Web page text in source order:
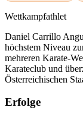
Wettkampfathlet
Daniel Carrillo
höchstem Niveau
mehreren Karate-
Karateclub und
Österreichischen
Erfolge